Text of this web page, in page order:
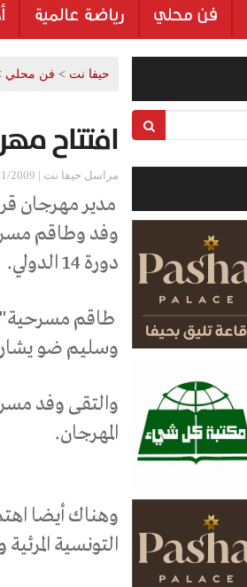
فن محلي رياضة عالمية
حيفا نت > فن محلي
افتتاح
مراسل حيفا نت | 11/11/2009
مدير مهرجان
وفد وطاقم
دورة 14 الدولي.
طاقم مسرحية"
وسليم ضو
والتقى وفد
المهرجان.
وهناك أيضا
التونسية